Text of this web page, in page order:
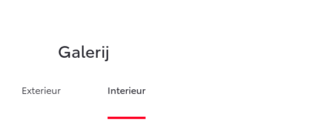
Galerij
Exterieur Interieur